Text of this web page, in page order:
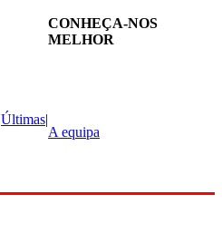
Últimas|
CONHEÇA-NOS
MELHOR
A equipa